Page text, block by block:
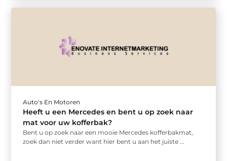
Auto's En Motoren
Heeft u een Mercedes en bent u op zoek naar
mat voor uw kofferbak?
Bent u op zoek naar een mooie Mercedes kofferbakmat,
zoek dan niet verder want hier bent u aan het juiste ...